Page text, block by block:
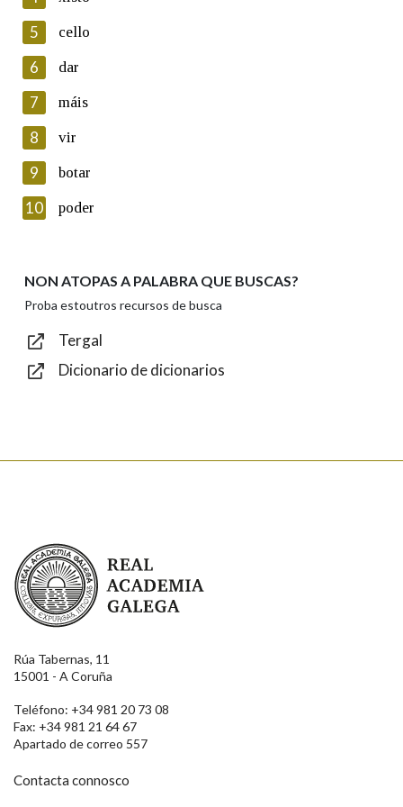
Lin e acepto as condicións da política de
Introduce o código que aparece na imaxe:
Texto de verificación
Enviar
5 cello
6 dar
7 máis
8 vir
9 botar
10 poder
NON ATOPAS A PALABRA QUE BUSCAS?
Proba estoutros recursos de busca
Tergal
Dicionario de dicionarios
Real Academia Galega
Rúa Tabernas, 11
15001 - A Coruña
Teléfono: +34 981 20 73 08
Fax: +34 981 21 64 67
Apartado de correo 557
Contacta connosco